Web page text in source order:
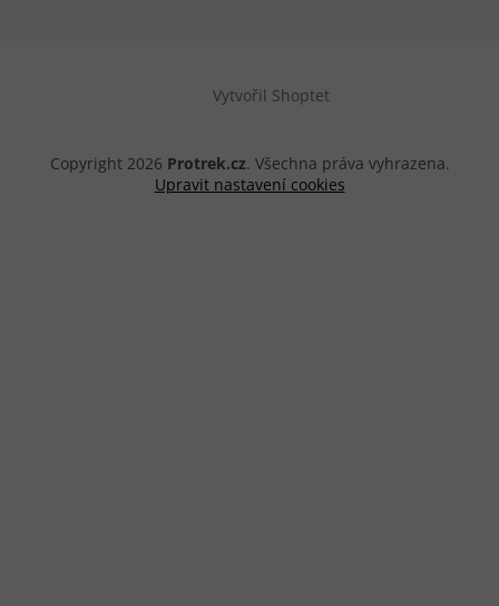
Vytvořil Shoptet
Copyright 2026 Protrek.cz. Všechna práva vyhrazena.
Upravit nastavení cookies